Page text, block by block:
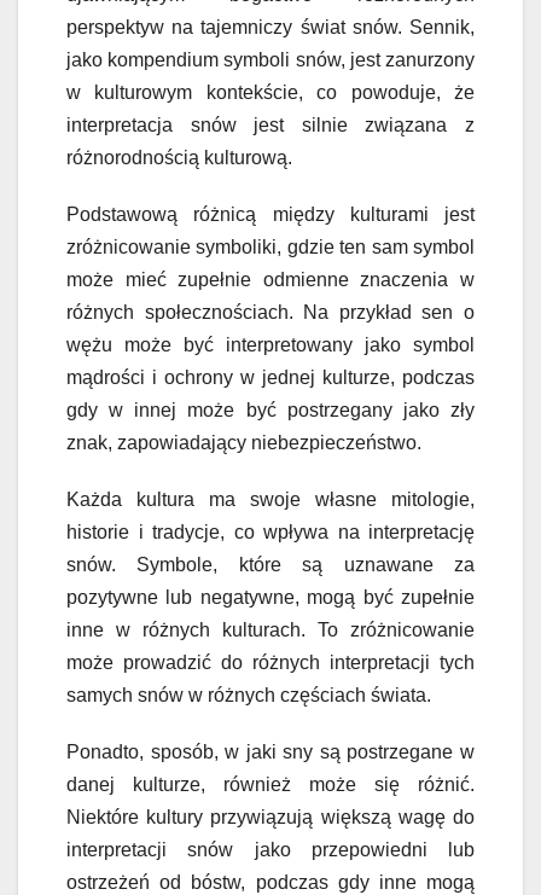
perspektyw na tajemniczy świat snów. Sennik,
jako kompendium symboli snów, jest zanurzony
w kulturowym kontekście, co powoduje, że
interpretacja snów jest silnie związana z
różnorodnością kulturową.
Podstawową różnicą między kulturami jest
zróżnicowanie symboliki, gdzie ten sam symbol
może mieć zupełnie odmienne znaczenia w
różnych społecznościach. Na przykład sen o
wężu może być interpretowany jako symbol
mądrości i ochrony w jednej kulturze, podczas
gdy w innej może być postrzegany jako zły
znak, zapowiadający niebezpieczeństwo.
Każda kultura ma swoje własne mitologie,
historie i tradycje, co wpływa na interpretację
snów. Symbole, które są uznawane za
pozytywne lub negatywne, mogą być zupełnie
inne w różnych kulturach. To zróżnicowanie
może prowadzić do różnych interpretacji tych
samych snów w różnych częściach świata.
Ponadto, sposób, w jaki sny są postrzegane w
danej kulturze, również może się różnić.
Niektóre kultury przywiązują większą wagę do
interpretacji snów jako przepowiedni lub
ostrzeżeń od bóstw, podczas gdy inne mogą